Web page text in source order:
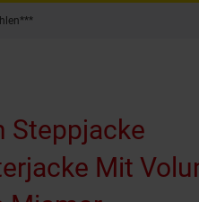
Steppjacke
Mit